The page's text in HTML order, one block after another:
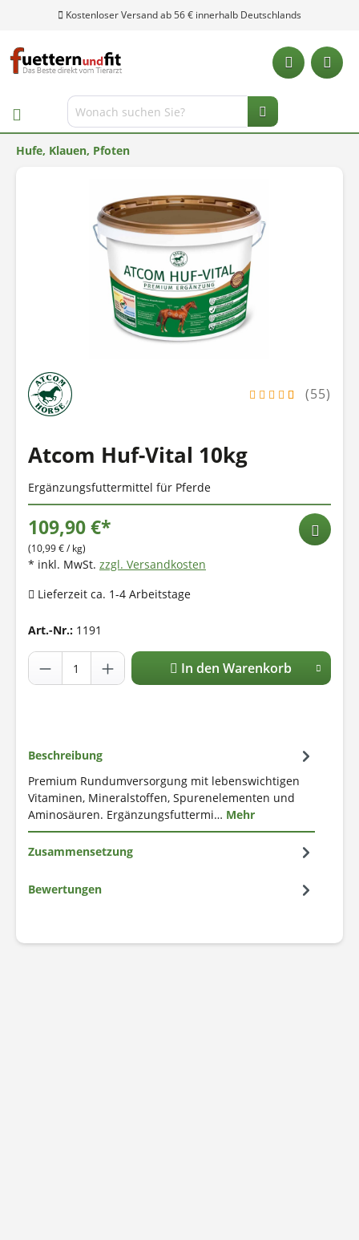
Kostenloser Versand ab 56 € innerhalb Deutschlands
Hufe, Klauen, Pfoten
(55)
Atcom Huf-Vital 10kg
Ergänzungsfuttermittel für Pferde
109,90 €*
(10,99 € / kg)
* inkl. MwSt. zzgl. Versandkosten
Lieferzeit ca. 1-4 Arbeitstage
Art.-Nr.: 1191
In den Warenkorb
Beschreibung
Premium Rundumversorgung mit lebenswichtigen
Vitaminen, Mineralstoffen, Spurenelementen und
Aminosäuren. Ergänzungsfuttermi… Mehr
Zusammensetzung
Bewertungen